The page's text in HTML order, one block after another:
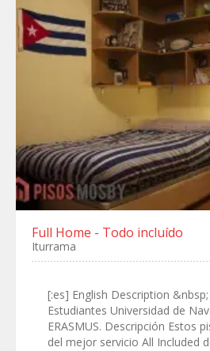
Full Home - Todo incluído
Iturrama
[:es] English Description
Estudiantes Universidad de
ERASMUS. Descripción Estos
del mejor servicio All Included